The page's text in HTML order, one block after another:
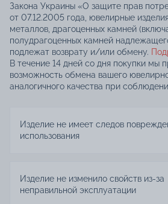
Закона Украины «О защите прав
от 07.12.2005 года, ювелирные
металлов, драгоценных камней
полудрагоценных камней
подлежат возврату и/или обмену.
В течение 14 дней со дня покупки мы
возможность обмена вашего
аналогичного качества при
Изделие не имеет следов
использования
Изделие не изменило свойств из-за
неправильной эксплуатации